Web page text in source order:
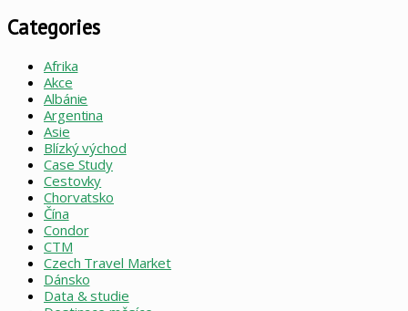
Categories
Afrika
Akce
Albánie
Argentina
Asie
Blízký východ
Case Study
Cestovky
Chorvatsko
Čína
Condor
CTM
Czech Travel Market
Dánsko
Data & studie